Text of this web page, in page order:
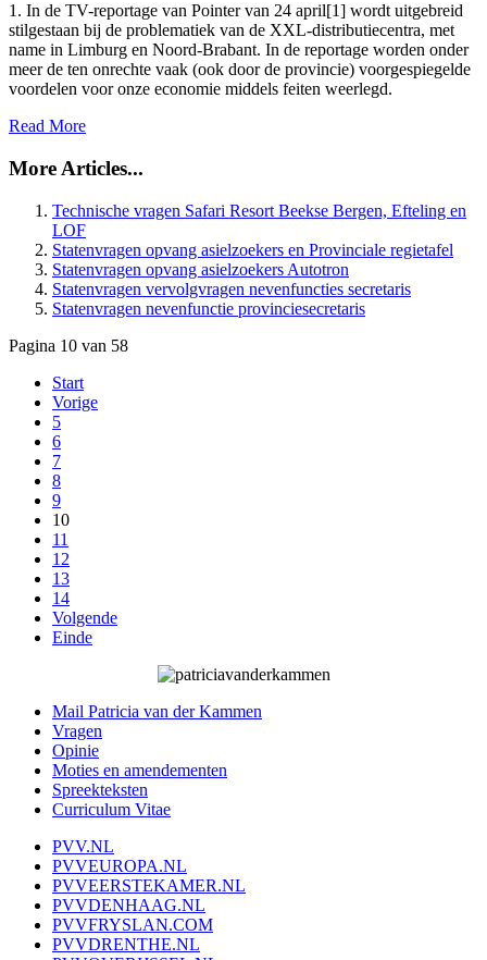
1. In de TV-reportage van Pointer van 24 april[1] wordt uitgebreid
stilgestaan bij de problematiek van de XXL-distributiecentra, met
name in Limburg en Noord-Brabant. In de reportage worden onder
meer de ten onrechte vaak (ook door de provincie) voorgespiegelde
voordelen voor onze economie middels feiten weerlegd.
Read More
More Articles...
Technische vragen Safari Resort Beekse Bergen, Efteling en
LOF
Statenvragen opvang asielzoekers en Provinciale regietafel
Statenvragen opvang asielzoekers Autotron
Statenvragen vervolgvragen nevenfuncties secretaris
Statenvragen nevenfunctie provinciesecretaris
Pagina 10 van 58
Start
Vorige
5
6
7
8
9
10
11
12
13
14
Volgende
Einde
Mail Patricia van der Kammen
Vragen
Opinie
Moties en amendementen
Spreekteksten
Curriculum Vitae
PVV.NL
PVVEUROPA.NL
PVVEERSTEKAMER.NL
PVVDENHAAG.NL
PVVFRYSLAN.COM
PVVDRENTHE.NL